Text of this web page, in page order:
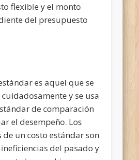
flexible y el monto
del presupuesto
es aquel que se
y se usa
de comparación
el desempeño. Los
un costo estándar son
del pasado y